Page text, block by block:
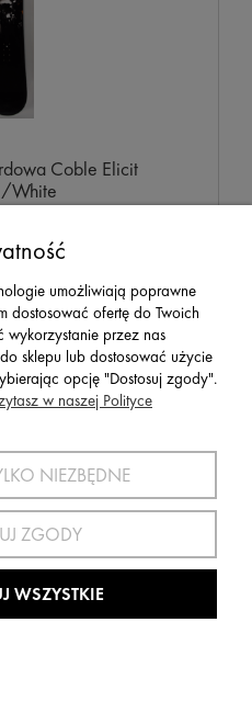
Coble Elicit
White
zł
zł
339,00 zł
umożliwiają poprawne
dostosować ofertę do Twoich
przez nas
sklepu lub dostosować użycie
opcję "Dostosuj zgody".
w naszej Polityce
NIEZBĘDNE
ZGODY
WSZYSTKIE